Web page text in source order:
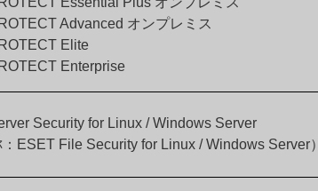
Advanced オンプレミス
Elite
Enterprise
Security for Linux / Windows Server
：ESET File Security for Linux / Windows Server）